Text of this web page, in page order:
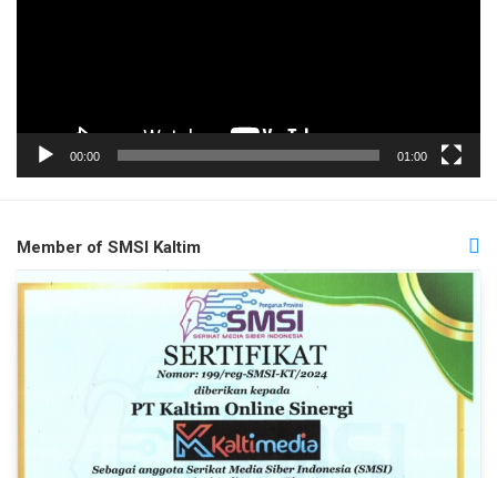
00:00 01:00
Member of SMSI Kaltim